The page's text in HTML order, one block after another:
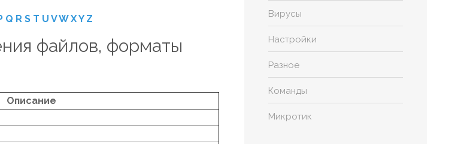
Q R S T U VW XY Z
файлов, форматы
Описание
Вирусы
Настройки
Разное
Команды
Микротик